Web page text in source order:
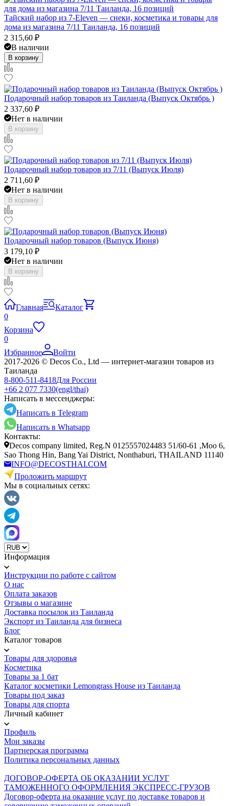
Тайский набор из 7-Eleven — снеки, косметика и товары для
дома из магазина 7/11 Таиланда, 16 позиций
2 315,60 ₽
В наличии
В корзину
Подарочный набор товаров из Таиланда (Выпуск Октябрь )
2 337,60 ₽
Нет в наличии
В корзину
Подарочный набор товаров из 7/11 (Выпуск Июля)
2 711,60 ₽
Нет в наличии
В корзину
Подарочный набор товаров (Выпуск Июня)
3 179,10 ₽
Нет в наличии
В корзину
Главная
Каталог
0
Корзина
0
Избранное
Войти
2017-2026 © Decos Co., Ltd — интернет-магазин товаров из
Таиланда
8-800-511-8418Для России
+66 2 077 7330(engl/thai)
Написать в мессенджеры:
Написать в Telegram
Написать в Whatsapp
Контакты:
Decos company limited, Reg.N 0125557024483 51/60-61 ,Moo 6,
Sao Thong Hin, Bang Yai District, Nonthaburi, THAILAND 11140
INFO@DECOSTHAI.COM
Проложить маршрут
Мы в социальных сетях:
Информация
Инструкции по работе с сайтом
О нас
Оплата заказов
Отзывы о магазине
Доставка посылок из Таиланда
Экспорт из Таиланда для бизнеса
Блог
Каталог товаров
Товары для здоровья
Косметика
Товары за 1 бат
Каталог косметики Lemongrass House из Таиланда
Товары под заказ
Товары для спорта
Личный кабинет
Профиль
Мои заказы
Партнерская программа
Политика персональных данных
ДОГОВОР-ОФЕРТА ОБ ОКАЗАНИИ УСЛУГ
ТАМОЖЕННОГО ОФОРМЛЕНИЯ ЭКСПРЕСС-ГРУЗОВ
Договор-оферта на оказание услуг по доставке товаров и